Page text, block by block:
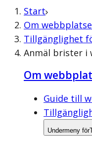
Start
Om
Tillgänglighet
Anmäl brister i
Om
Guide till
Undermeny för